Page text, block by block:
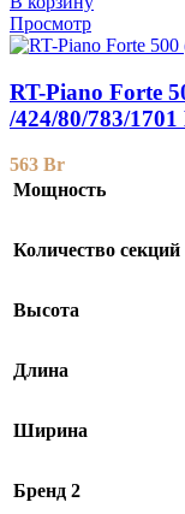
Просмотр
RT-Piano Forte
/424/80/783/1701
563 Br
Мощность
Количество секций
Высота
Длина
Ширина
Бренд 2